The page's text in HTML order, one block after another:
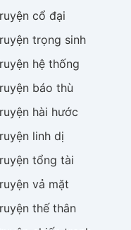
cổ đại
trọng sinh
hệ thống
báo thù
hài hước
linh dị
tổng tài
vả mặt
thế thân